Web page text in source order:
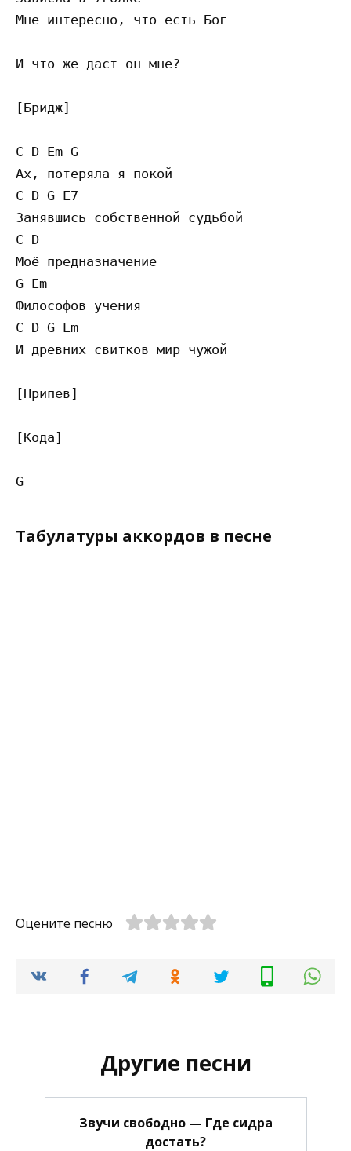
Мне интересно, что есть Бог
И что же даст он мне?
[Бридж]
C D Em G
Ах, потеряла я покой
C D G E7
Занявшись собственной судьбой
C D
Моё предназначение
G Em
Философов учения
C D G Em
И древних свитков мир чужой
[Припев]
[Кода]
Табулатуры аккордов в песне
Оцените песню
Другие песни
Звучи свободно — Где сидра
достать?